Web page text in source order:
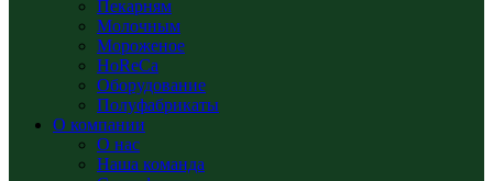
Пекарням
Молочным
Мороженое
HoReCa
Оборудование
Полуфабрикаты
О компании
О нас
Наша команда